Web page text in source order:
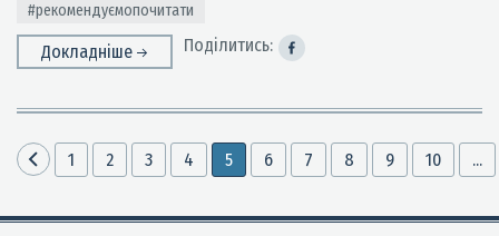
#рекомендуємопочитати
Докладніше Поділитись:
1 2 3 4 5 6 7 8 9 10 ...